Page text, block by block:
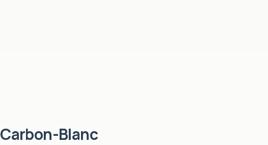
Carbon-Blanc